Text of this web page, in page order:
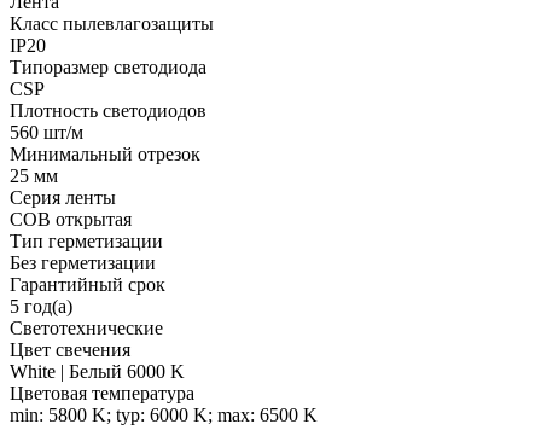
Класс пылевлагозащиты
IP20
Типоразмер светодиода
CSP
Плотность светодиодов
560 шт/м
Минимальный отрезок
25 мм
Серия ленты
COB открытая
Тип герметизации
Без герметизации
Гарантийный срок
5 год(а)
Светотехнические
Цвет свечения
White | Белый 6000 K
Цветовая температура
min: 5800 K; typ: 6000 K; max: 6500 K